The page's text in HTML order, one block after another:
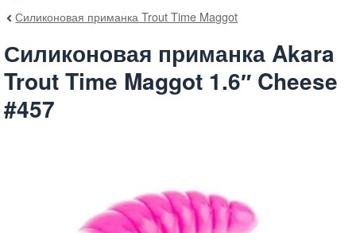
Силиконовая приманка Trout Time Maggot
Силиконовая приманка Akara
Trout Time Maggot 1.6″ Cheese
#457